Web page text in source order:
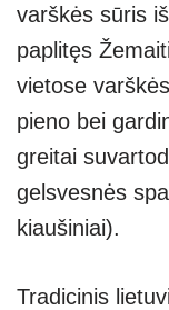
varškės sūris
paplitęs
vietose
pieno bei
greitai
gelsvesnės
kiaušiniai).
Tradicinis